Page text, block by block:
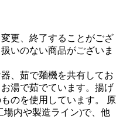
更、終了することがござ
いのない商品がございま
、茹で麺機を共有してお
湯で茹でています。揚げ
のを使用しています。 原
場内や製造ライン)で、他